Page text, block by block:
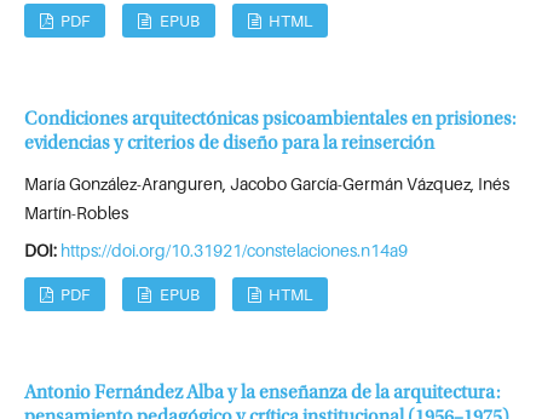
PDF EPUB HTML
Condiciones arquitectónicas psicoambientales en prisiones:
evidencias y criterios de diseño para la reinserción
María González-Aranguren, Jacobo García-Germán Vázquez, Inés
Martín-Robles
DOI: https://doi.org/10.31921/constelaciones.n14a9
PDF EPUB HTML
Antonio Fernández Alba y la enseñanza de la arquitectura: